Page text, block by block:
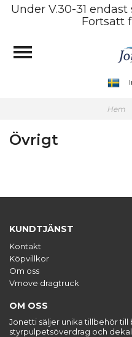
Under V.30-31
Fortsatt
Hem
Övrigt
KUNDTJÄNST
Kontakt
Köpvillkor
Om oss
Vmove dragtruck
OM OSS
Jonetti säljer unika tillbehör till
styrpulpetsöverdrag och